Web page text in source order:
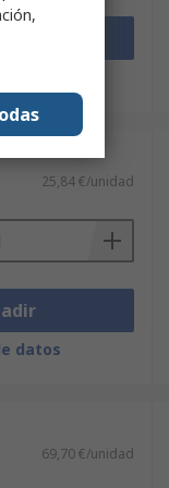
25,84 €/unidad
datos
69,70 €/unidad